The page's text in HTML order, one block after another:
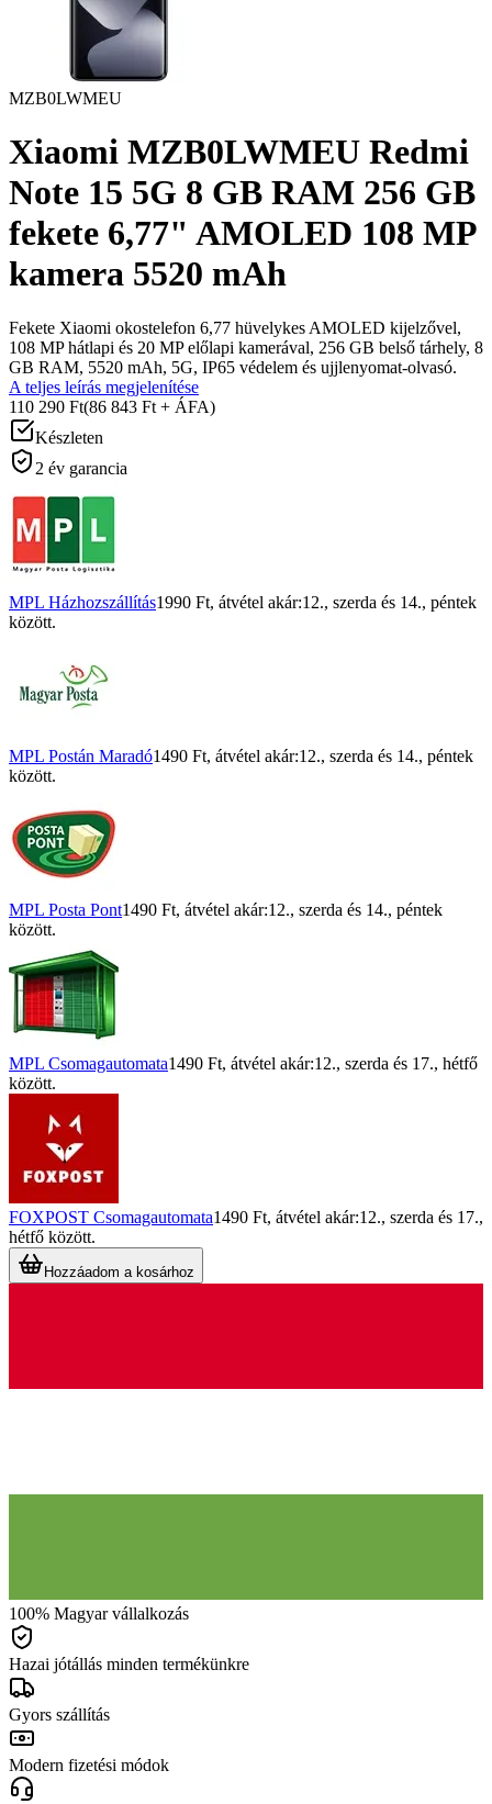
MZB0LWMEU
Xiaomi MZB0LWMEU Redmi
Note 15 5G 8 GB RAM 256 GB
fekete 6,77" AMOLED 108 MP
kamera 5520 mAh
Fekete Xiaomi okostelefon 6,77 hüvelykes AMOLED kijelzővel,
108 MP hátlapi és 20 MP előlapi kamerával, 256 GB belső tárhely, 8
GB RAM, 5520 mAh, 5G, IP65 védelem és ujjlenyomat-olvasó.
A teljes leírás megjelenítése
110 290 Ft(86 843 Ft + ÁFA)
Készleten
2 év garancia
MPL Házhozszállítás1990 Ft, átvétel akár:12., szerda és 14., péntek
között.
MPL Postán Maradó1490 Ft, átvétel akár:12., szerda és 14., péntek
között.
MPL Posta Pont1490 Ft, átvétel akár:12., szerda és 14., péntek
között.
MPL Csomagautomata1490 Ft, átvétel akár:12., szerda és 17., hétfő
között.
FOXPOST Csomagautomata1490 Ft, átvétel akár:12., szerda és 17.,
hétfő között.
Hozzáadom a kosárhoz
100% Magyar vállalkozás
Hazai jótállás minden termékünkre
Gyors szállítás
Modern fizetési módok